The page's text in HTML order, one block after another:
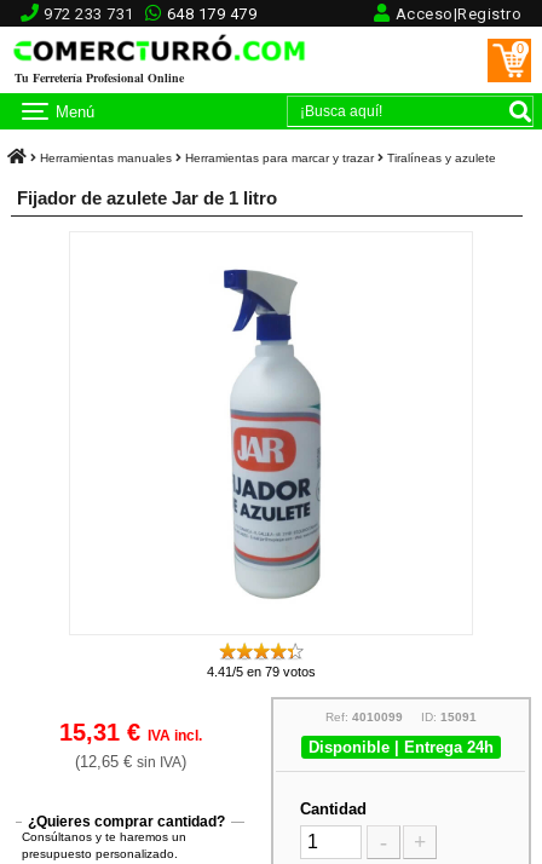
972 233 731 648 179 479 Acceso|Registro
Tu Ferretería Profesional Online
0
Menú
Herramientas manuales Herramientas para marcar y trazar Tiralíneas y azulete
Fijador de azulete Jar de 1 litro
4.41/5 en 79 votos
15,31 € IVA incl.
(12,65 € sin IVA)
¿Quieres comprar cantidad?
Consúltanos y te haremos un
presupuesto personalizado.
Ref: 4010099 ID: 15091
Disponible | Entrega 24h
Cantidad
- +